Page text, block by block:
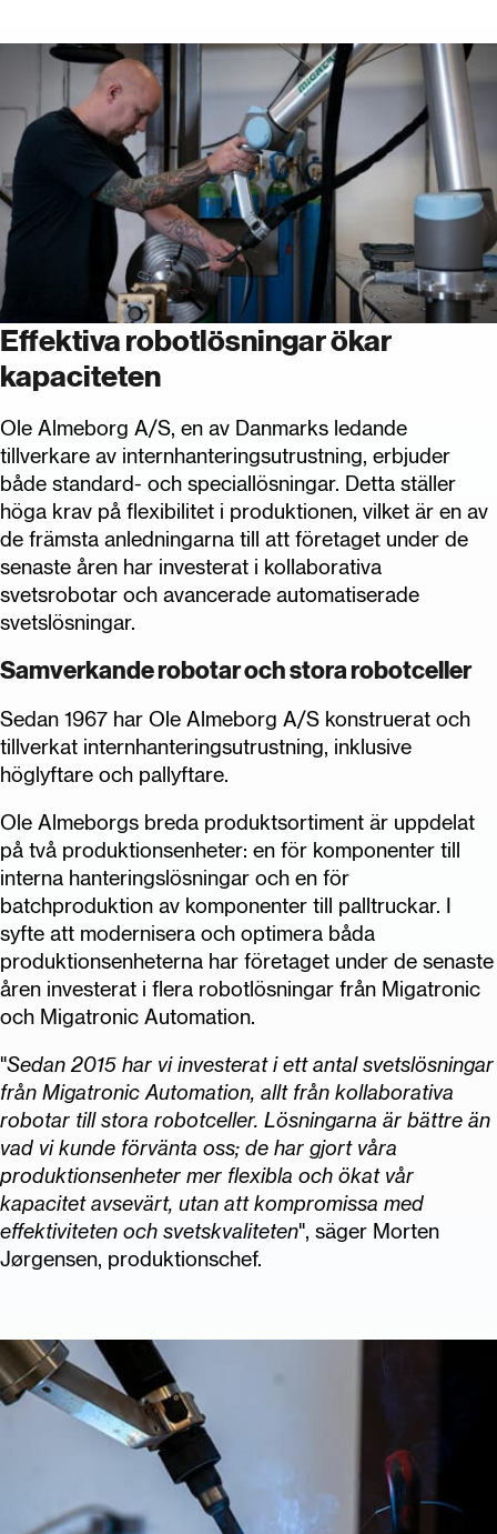
Effektiva robotlösningar ökar
kapaciteten
Ole Almeborg A/S, en av Danmarks ledande
tillverkare av internhanteringsutrustning, erbjuder
både standard- och speciallösningar. Detta ställer
höga krav på flexibilitet i produktionen, vilket är en av
de främsta anledningarna till att företaget under de
senaste åren har investerat i kollaborativa
svetsrobotar och avancerade automatiserade
svetslösningar.
Samverkande robotar och stora robotceller
Sedan 1967 har Ole Almeborg A/S konstruerat och
tillverkat internhanteringsutrustning, inklusive
höglyftare och pallyftare.
Ole Almeborgs breda produktsortiment är uppdelat
på två produktionsenheter: en för komponenter till
interna hanteringslösningar och en för
batchproduktion av komponenter till palltruckar. I
syfte att modernisera och optimera båda
produktionsenheterna har företaget under de senaste
åren investerat i flera robotlösningar från Migatronic
och Migatronic Automation.
"Sedan 2015 har vi investerat i ett antal svetslösningar
från Migatronic Automation, allt från kollaborativa
robotar till stora robotceller. Lösningarna är bättre än
vad vi kunde förvänta oss; de har gjort våra
produktionsenheter mer flexibla och ökat vår
kapacitet avsevärt, utan att kompromissa med
effektiviteten och svetskvaliteten", säger Morten
Jørgensen, produktionschef.